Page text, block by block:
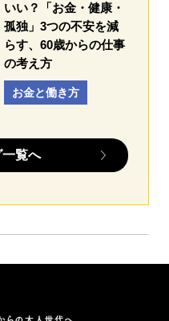
いい？「お金・健康・
孤独」3つの不安を減
らす、60歳からの仕事
の考え方
お金と働き方
覧へ